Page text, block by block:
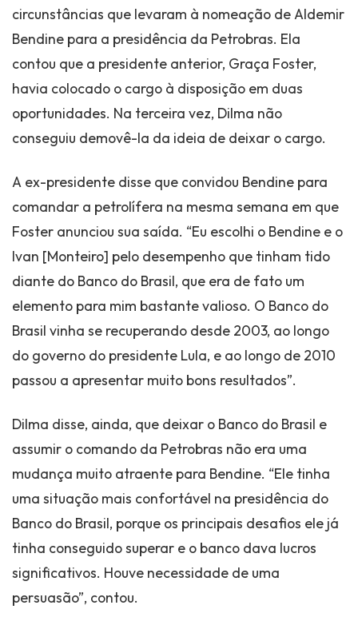
circunstâncias que levaram à nomeação de Aldemir
Bendine para a presidência da Petrobras. Ela
contou que a presidente anterior, Graça Foster,
havia colocado o cargo à disposição em duas
oportunidades. Na terceira vez, Dilma não
conseguiu demovê-la da ideia de deixar o cargo.
A ex-presidente disse que convidou Bendine para
comandar a petrolífera na mesma semana em que
Foster anunciou sua saída. “Eu escolhi o Bendine e o
Ivan [Monteiro] pelo desempenho que tinham tido
diante do Banco do Brasil, que era de fato um
elemento para mim bastante valioso. O Banco do
Brasil vinha se recuperando desde 2003, ao longo
do governo do presidente Lula, e ao longo de 2010
passou a apresentar muito bons resultados”.
Dilma disse, ainda, que deixar o Banco do Brasil e
assumir o comando da Petrobras não era uma
mudança muito atraente para Bendine. “Ele tinha
uma situação mais confortável na presidência do
Banco do Brasil, porque os principais desafios ele já
tinha conseguido superar e o banco dava lucros
significativos. Houve necessidade de uma
persuasão”, contou.